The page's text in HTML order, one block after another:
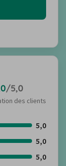
/5,0
des clients
5,0
5,0
5,0